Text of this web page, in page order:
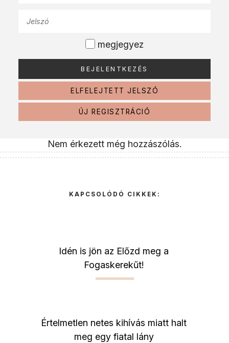
megjegyez
ELFELEJTETT JELSZÓ
ÚJ REGISZTRÁCIÓ
Nem érkezett még hozzászólás.
KAPCSOLÓDÓ CIKKEK:
Idén is jön az Előzd meg a
Fogaskerekűt!
Értelmetlen netes kihívás miatt halt
meg egy fiatal lány